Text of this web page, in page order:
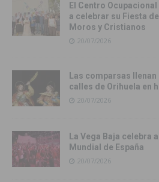
El Centro
a celebrar su Fiesta
Moros y Cristianos
20/07/2026
Las comparsas
calles de Orihuela en
20/07/2026
La Vega Baja celebra
Mundial de España
20/07/2026